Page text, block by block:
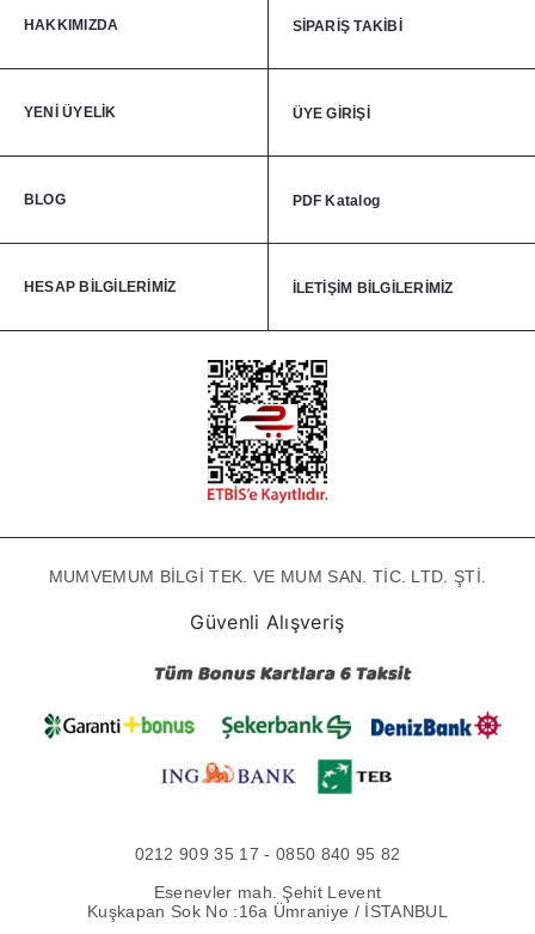
HAKKIMIZDA SİPARİŞ TAKİBİ
YENİ ÜYELİK ÜYE GİRİŞİ
BLOG PDF Katalog
HESAP BİLGİLERİMİZ İLETİŞİM BİLGİLERİMİZ
MUMVEMUM BİLGİ TEK. VE MUM SAN. TİC. LTD. ŞTİ.
Güvenli Alışveriş
0212 909 35 17 - 0850 840 95 82
Esenevler mah. Şehit Levent
Kuşkapan Sok No :16a Ümraniye / İSTANBUL